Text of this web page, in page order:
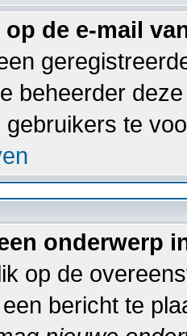
op de e-mail
beheerder
gebruikers te
onderwerp
op de
bericht te